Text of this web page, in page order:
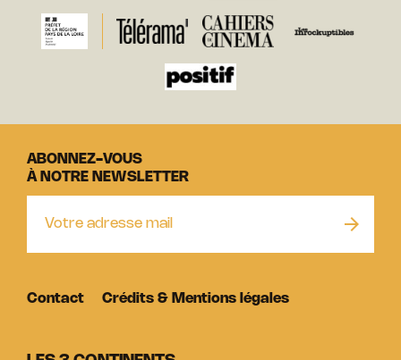
ABONNEZ-VOUS
À NOTRE NEWSLETTER
Contact Crédits & Mentions légales